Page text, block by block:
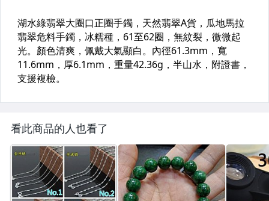
看此商品的人也看了